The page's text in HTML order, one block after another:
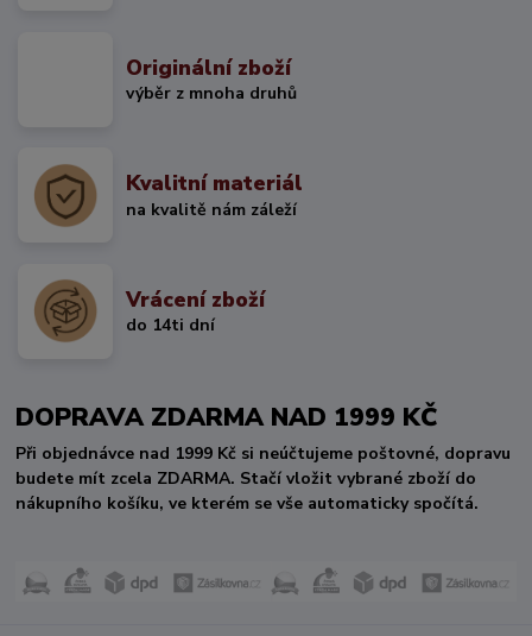
Originální zboží
výběr z mnoha druhů
Kvalitní materiál
na kvalitě nám záleží
Vrácení zboží
do 14ti dní
DOPRAVA ZDARMA NAD 1999 KČ
Při objednávce nad 1999 Kč si neúčtujeme poštovné, dopravu
budete mít zcela ZDARMA. Stačí vložit vybrané zboží do
nákupního košíku, ve kterém se vše automaticky spočítá.